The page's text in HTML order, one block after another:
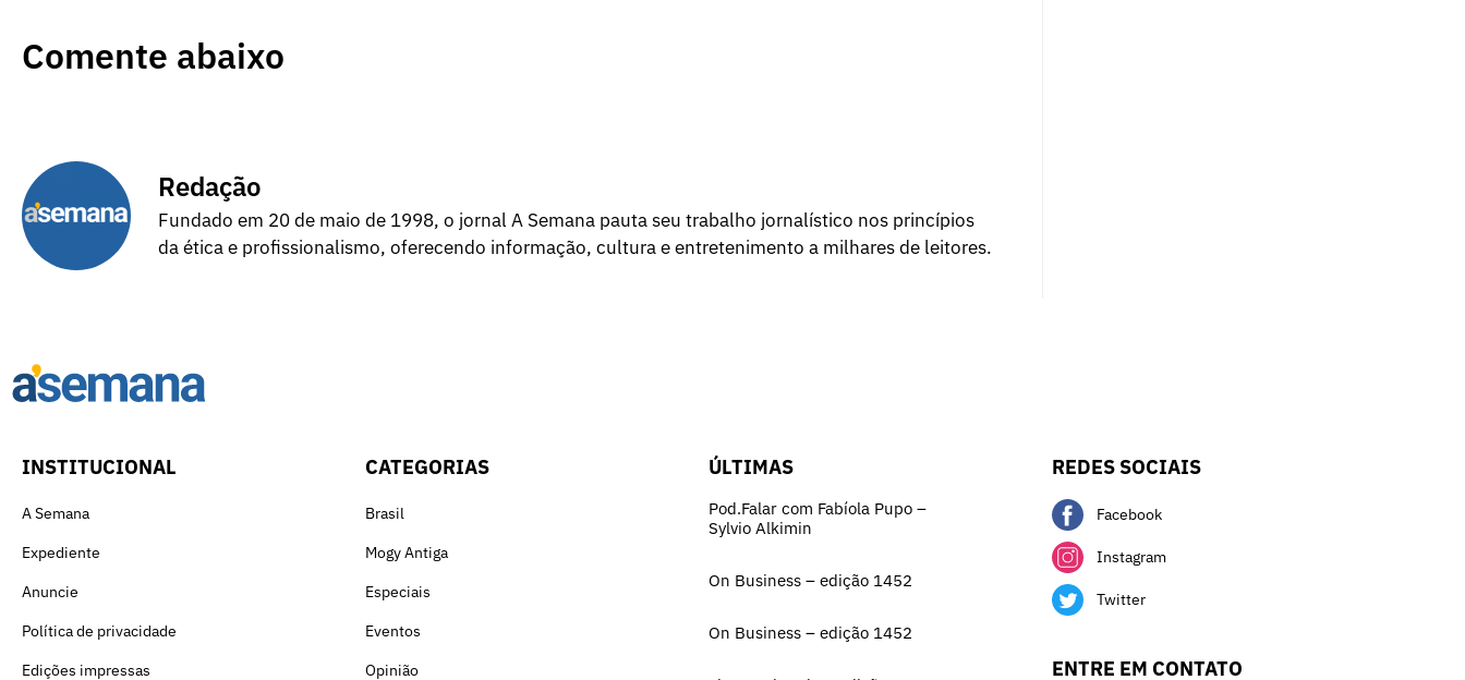
Comente abaixo
Redação
Fundado em 20 de maio de 1998, o jornal A Semana pauta seu trabalho jornalístico nos princípios
da ética e profissionalismo, oferecendo informação, cultura e entretenimento a milhares de leitores.
INSTITUCIONAL
A Semana
Expediente
Anuncie
Política de privacidade
Edições impressas
CATEGORIAS
Brasil
Mogy Antiga
Especiais
Eventos
Opinião
ÚLTIMAS
Pod.Falar com Fabíola Pupo –
Sylvio Alkimin
On Business – edição 1452
On Business – edição 1452
REDES SOCIAIS
Facebook
Instagram
Twitter
ENTRE EM CONTATO